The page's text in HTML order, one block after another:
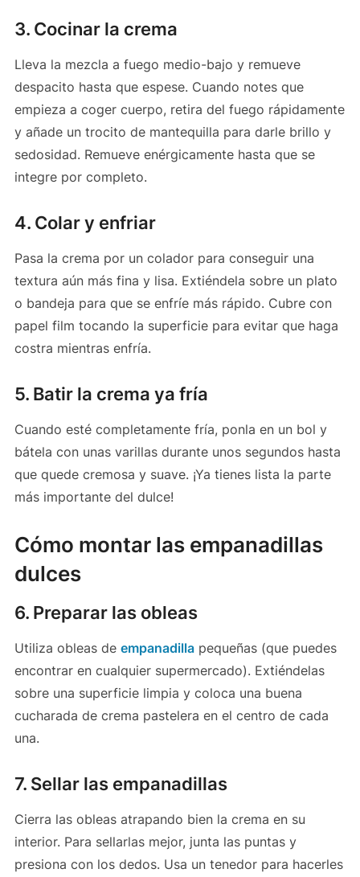
3. Cocinar la crema
Lleva la mezcla a fuego medio-bajo y remueve
despacito hasta que espese. Cuando notes que
empieza a coger cuerpo, retira del fuego rápidamente
y añade un trocito de mantequilla para darle brillo y
sedosidad. Remueve enérgicamente hasta que se
integre por completo.
4. Colar y enfriar
Pasa la crema por un colador para conseguir una
textura aún más fina y lisa. Extiéndela sobre un plato
o bandeja para que se enfríe más rápido. Cubre con
papel film tocando la superficie para evitar que haga
costra mientras enfría.
5. Batir la crema ya fría
Cuando esté completamente fría, ponla en un bol y
bátela con unas varillas durante unos segundos hasta
que quede cremosa y suave. ¡Ya tienes lista la parte
más importante del dulce!
Cómo montar las empanadillas
dulces
6. Preparar las obleas
Utiliza obleas de empanadillapequeñas (que puedes
encontrar en cualquier supermercado). Extiéndelas
sobre una superficie limpia y coloca una buena
cucharada de crema pastelera en el centro de cada
una.
7. Sellar las empanadillas
Cierra las obleas atrapando bien la crema en su
interior. Para sellarlas mejor, junta las puntas y
presiona con los dedos. Usa un tenedor para hacerles